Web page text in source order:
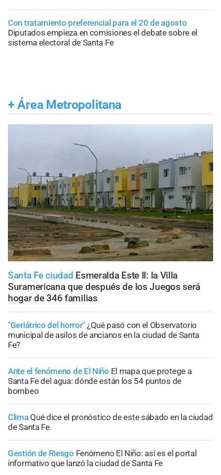
Con tratamiento preferencial para el 20 de agosto
Diputados empieza en comisiones el debate sobre el
sistema electoral de Santa Fe
+ Área Metropolitana
Santa Fe ciudad Esmeralda Este II: la Villa
Suramericana que después de los Juegos será
hogar de 346 familias
"Geriátrico del horror" ¿Qué pasó con el Observatorio
municipal de asilos de ancianos en la ciudad de Santa
Fe?
Ante el fenómeno de El Niño El mapa que protege a
Santa Fe del agua: dónde están los 54 puntos de
bombeo
Clima Qué dice el pronóstico de este sábado en la ciudad
de Santa Fe
Gestión de Riesgo Fenómeno El Niño: así es el portal
informativo que lanzó la ciudad de Santa Fe